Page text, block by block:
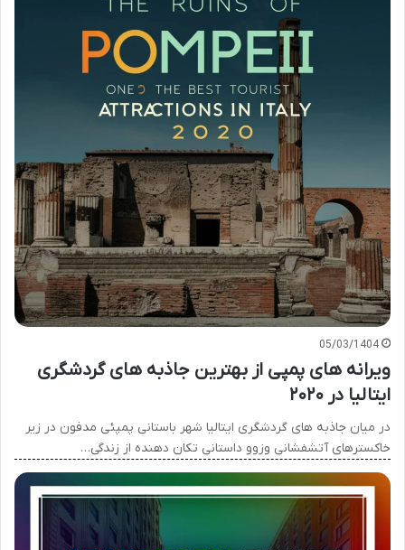
05/03/1404
ویرانه های پمپی از بهترین جاذبه های گردشگری
ایتالیا در ۲۰۲۰
در میان جاذبه های گردشگری ایتالیا شهر باستانی پمپئی مدفون در زیر
خاکسترهای آتشفشانی وزوو داستانی تکان دهنده از زندگی…